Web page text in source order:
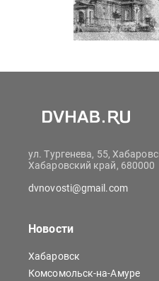
ул. Тургенева, 55,
Хабаровский край, 680000
dvnovosti@gmail.com
Новости
Хабаровск
Комсомольск-на-Амуре